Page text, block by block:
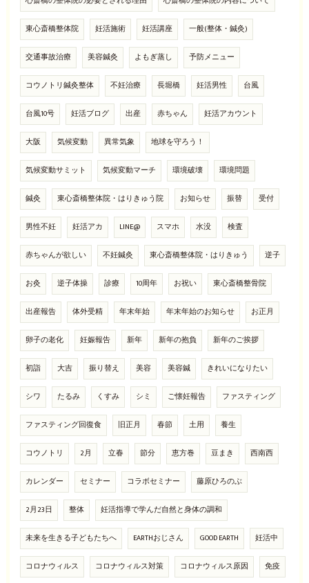
東心斎橋整体院 妊活施術 妊活講座 一般(整体・鍼灸)
交通事故治療 美容鍼灸 よもぎ蒸し 予防メニュー
コウノトリ鍼灸整体 不妊治療 長堀橋 妊活男性 台風
台風10号 妊活ブログ 出産 赤ちゃん 妊活アカウント
大阪 気候変動 異常気象 地球を守ろう！
気候変動サミット 気候変動マーチ 環境破壊 環境問題
鍼灸 東心斎橋整体院・はりきゅう院 お知らせ 振替 受付
男性不妊 妊活アカ LINE@ スマホ 水没 検査
赤ちゃんが欲しい 不妊鍼灸 東心斎橋整体院・はりきゅう 逆子
お灸 逆子体操 診療 10周年 お祝い 東心斎橋整骨院
出産報告 体外受精 年末年始 年末年始のお知らせ お正月
卵子の老化 妊娠報告 新年 新年の抱負 新年のご挨拶
初詣 大吉 振り替え 美容 美容鍼 きれいになりたい
シワ たるみ くすみ シミ ご懐妊報告 ファスティング
ファスティング回復食 旧正月 春節 土用 養生
コウノトリ 2月 立春 節分 恵方巻 豆まき 西南西
カレンダー セミナー コラボセミナー 藤原ひろのぶ
2月23日 整体 妊活指導で学んだ自然と身体の調和
未来を生きる子どもたちへ EARTHおじさん GOOD EARTH 妊活中
コロナウィルス コロナウィルス対策 コロナウィルス原因 免疫